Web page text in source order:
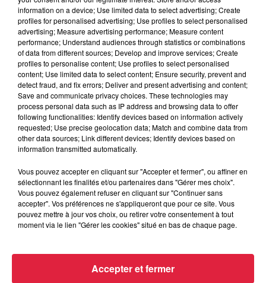
Publié : 26 septembre 2022 à 8h12 - Modifié : 30 octobre
2025 à 16h48 Antoine Martin
A lire aussi
robinets
information on a device; Use limited data to select advertising; Create
profiles for personalised advertising; Use profiles to select personalised
advertising; Measure advertising performance; Measure content
performance; Understand audiences through statistics or combinations
of data from different sources; Develop and improve services; Create
profiles to personalise content; Use profiles to select personalised
content; Use limited data to select content; Ensure security, prevent and
detect fraud, and fix errors; Deliver and present advertising and content;
Save and communicate privacy choices. These technologies may
process personal data such as IP address and browsing data to offer
following functionalities: Identify devices based on information actively
requested; Use precise geolocation data; Match and combine data from
other data sources; Link different devices; Identify devices based on
information transmitted automatically.
Vous pouvez accepter en cliquant sur "Accepter et fermer", ou affiner en
sélectionnant les finalités et/ou partenaires dans "Gérer mes choix".
Vous pouvez également refuser en cliquant sur "Continuer sans
accepter". Vos préférences ne s'appliqueront que pour ce site. Vous
pouvez mettre à jour vos choix, ou retirer votre consentement à tout
moment via le lien "Gérer les cookies" situé en bas de chaque page.
Accepter et fermer